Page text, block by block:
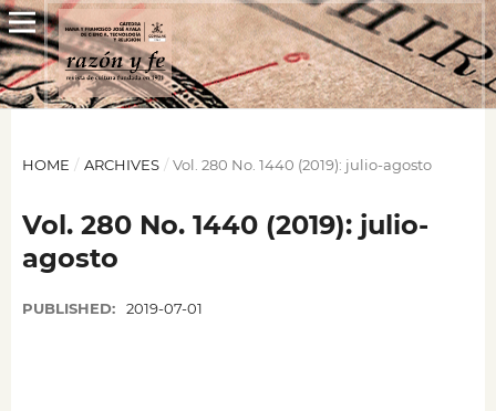
HOME / ARCHIVES / Vol. 280 No. 1440 (2019): julio-agosto
Vol. 280 No. 1440 (2019): julio-
agosto
PUBLISHED: 2019-07-01